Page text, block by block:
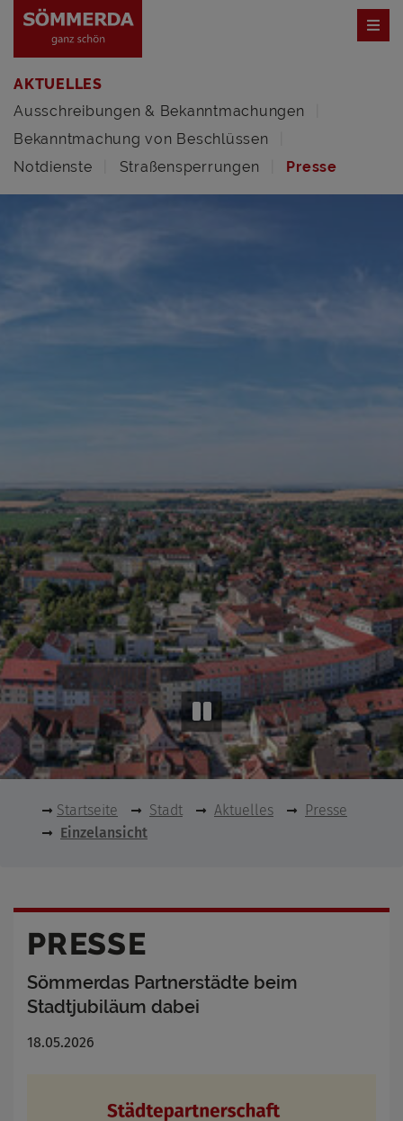
AKTUELLES
Ausschreibungen & Bekanntmachungen
Bekanntmachung von Beschlüssen
Notdienste
Straßensperrungen Presse
Startseite Stadt Aktuelles
Presse
Einzelansicht
PRESSE
Sömmerdas Partnerstädte beim
Stadtjubiläum dabei
18.05.2026